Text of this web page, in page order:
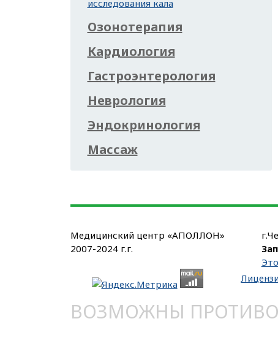
исследования кала
Озонотерапия
Кардиология
Гастроэнтерология
Неврология
Эндокринология
Массаж
Медицинский центр «АПОЛЛОН»
2007-2024 г.г.
ВОЗМОЖНЫ